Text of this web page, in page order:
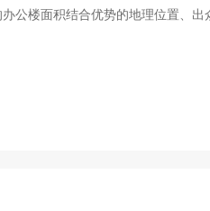
面积结合优势的地理位置、出众